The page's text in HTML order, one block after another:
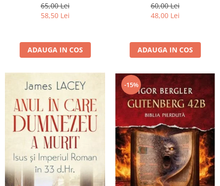
65,00 Lei
58,50 Lei
ADAUGA IN COS
60,00 Lei
48,00 Lei
ADAUGA IN COS
-15%